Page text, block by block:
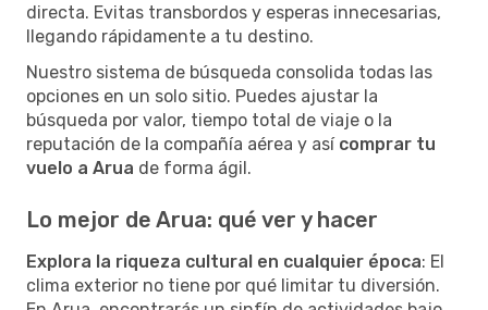
directa. Evitas transbordos y esperas innecesarias,
llegando rápidamente a tu destino.
Nuestro sistema de búsqueda consolida todas las
opciones en un solo sitio. Puedes ajustar la
búsqueda por valor, tiempo total de viaje o la
reputación de la compañía aérea y así comprar tu
vuelo a Arua de forma ágil.
Lo mejor de Arua: qué ver y hacer
Explora la riqueza cultural en cualquier época: El
clima exterior no tiene por qué limitar tu diversión.